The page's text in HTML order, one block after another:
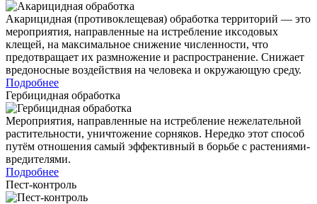
Акарицидная (противоклещевая) обработка территорий — это
мероприятия, направленные на истребление иксодовых
клещей, на максимальное снижение численности, что
предотвращает их размножение и распространение. Снижает
вредоносные воздействия на человека и окружающую среду.
Подробнее
Гербицидная обработка
Мероприятия, направленные на истребление нежелательной
растительности, уничтожение сорняков. Нередко этот способ
путём отношения самый эффективный в борьбе с растениями-
вредителями.
Подробнее
Пест-контроль